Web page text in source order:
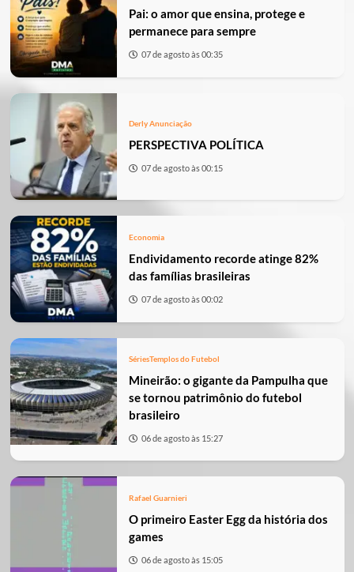
Pai: o amor que ensina, protege e
permanece para sempre
07 de agosto às 00:35
Derly Anunciação
PERSPECTIVA POLÍTICA
07 de agosto às 00:15
Economia
Endividamento recorde atinge 82%
das famílias brasileiras
07 de agosto às 00:02
SériesTemplos do Futebol
Mineirão: o gigante da Pampulha que
se tornou patrimônio do futebol
brasileiro
06 de agosto às 15:27
Rafael Guarnieri
O primeiro Easter Egg da história dos
games
06 de agosto às 15:05